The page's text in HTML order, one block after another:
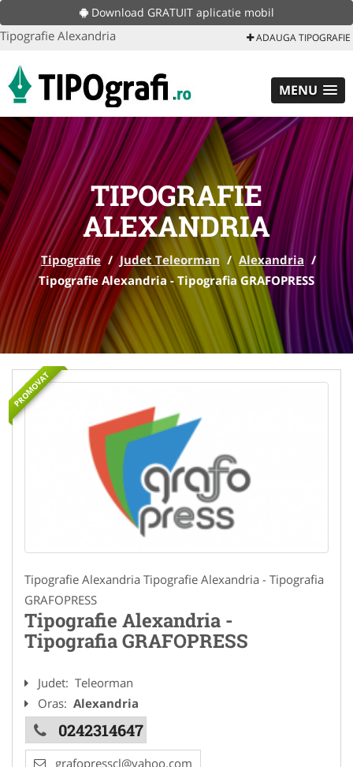
Download GRATUIT aplicatie mobil
Tipografie Alexandria ADAUGA TIPOGRAFIE
MENU
TIPOGRAFIE
ALEXANDRIA
Tipografie / Judet Teleorman / Alexandria /
Tipografie Alexandria - Tipografia GRAFOPRESS
PROMOVAT
Tipografie Alexandria Tipografie Alexandria - Tipografia
GRAFOPRESS
Tipografie Alexandria -
Tipografia GRAFOPRESS
Judet: Teleorman
Oras: Alexandria
0242314647
grafopresscl@yahoo.com